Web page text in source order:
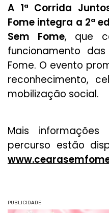
A 1ª Corrida
Fome integra a 2ª
Sem Fome, que
funcionamento
Fome. O evento
reconhecimento,
mobilização social.
Mais
percurso estão
PUBLICIDADE